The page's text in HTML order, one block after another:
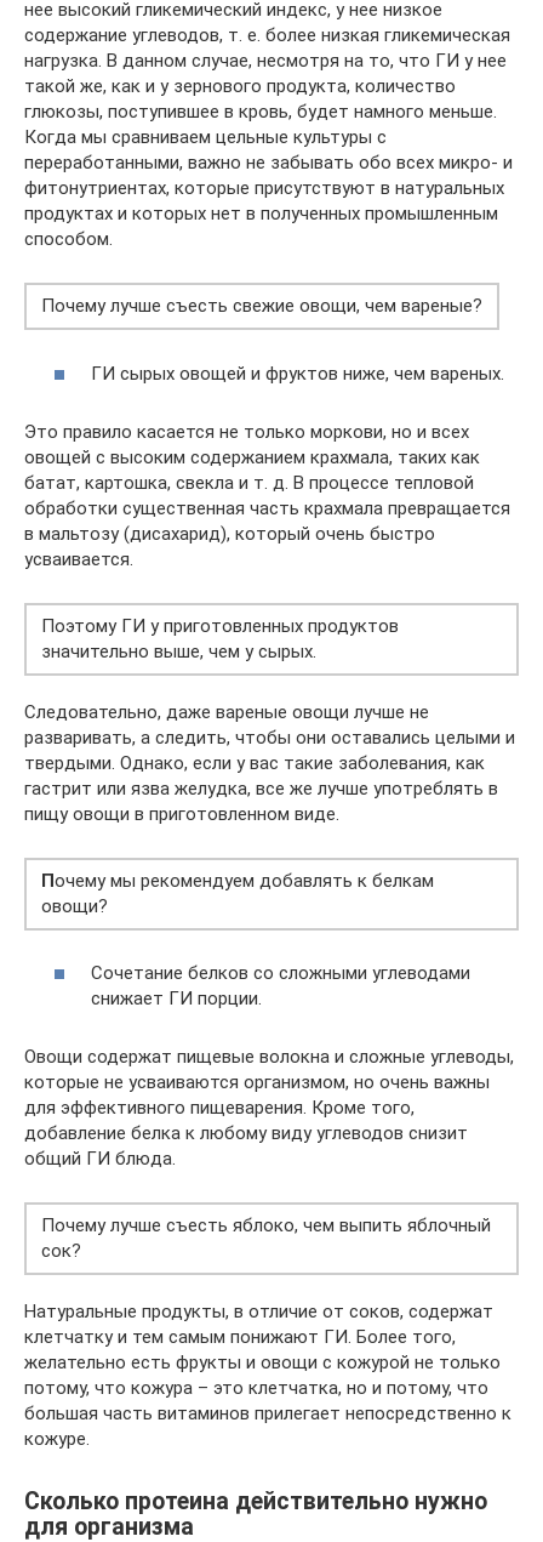
нее высокий гликемический индекс, у нее низкое
содержание углеводов, т. е. более низкая гликемическая
нагрузка. В данном случае, несмотря на то, что ГИ у нее
такой же, как и у зернового продукта, количество
глюкозы, поступившее в кровь, будет намного меньше.
Когда мы сравниваем цельные культуры с
переработанными, важно не забывать обо всех микро- и
фитонутриентах, которые присутствуют в натуральных
продуктах и которых нет в полученных промышленным
способом.
Почему лучше съесть свежие овощи, чем вареные?
ГИ сырых овощей и фруктов ниже, чем вареных.
Это правило касается не только моркови, но и всех
овощей с высоким содержанием крахмала, таких как
батат, картошка, свекла и т. д. В процессе тепловой
обработки существенная часть крахмала превращается
в мальтозу (дисахарид), который очень быстро
усваивается.
Поэтому ГИ у приготовленных продуктов
значительно выше, чем у сырых.
Следовательно, даже вареные овощи лучше не
разваривать, а следить, чтобы они оставались целыми и
твердыми. Однако, если у вас такие заболевания, как
гастрит или язва желудка, все же лучше употреблять в
пищу овощи в приготовленном виде.
Почему мы рекомендуем добавлять к белкам
овощи?
Сочетание белков со сложными углеводами
снижает ГИ порции.
Овощи содержат пищевые волокна и сложные углеводы,
которые не усваиваются организмом, но очень важны
для эффективного пищеварения. Кроме того,
добавление белка к любому виду углеводов снизит
общий ГИ блюда.
Почему лучше съесть яблоко, чем выпить яблочный
сок?
Натуральные продукты, в отличие от соков, содержат
клетчатку и тем самым понижают ГИ. Более того,
желательно есть фрукты и овощи с кожурой не только
потому, что кожура – это клетчатка, но и потому, что
большая часть витаминов прилегает непосредственно к
кожуре.
Сколько протеина действительно нужно
для организма